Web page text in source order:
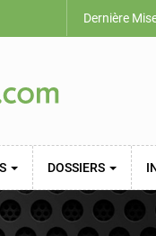
Dernière
DOSSIERS